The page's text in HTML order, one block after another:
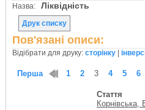
Назва: Ліквідність
Друк списку
Пов'язані описи:
Відібрати для друку: сторінку
Перша 1 2 3 4 5 6
Стаття
Корнівська,